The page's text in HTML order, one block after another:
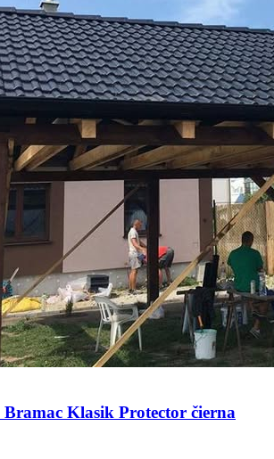
Klasik Protector čierna